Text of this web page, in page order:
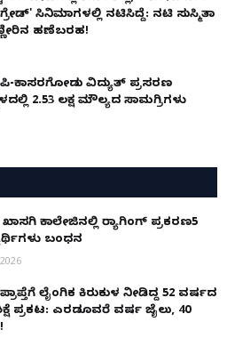
ಸಿನಿಮಾಗಳಲ್ಲಿ ನಟಿಸಿದ್ದೆ: ನಟಿ ಸುಸ್ಮಿತಾ
ಹಣೆಬರಹ!
ಕಾಸರಗೋಡು ವಿದ್ಯುತ್ ಪ್ರಸರಣ
₹2.53 ಲಕ್ಷ ಮೌಲ್ಯದ ಸಾಮಗ್ರಿಗಳು
ಕಾಲೇಜಿನಲ್ಲಿ ರ‌್ಯಾಗಿಂಗ್ ಪ್ರಕರಣ5
ಬಂಧನ
ಲೈಂಗಿಕ ಕಿರುಕುಳ ನೀಡಿದ್ದ 52 ವರ್ಷದ
ಪ್ರಕಟ: ಎರಡೂವರೆ ವರ್ಷ ಜೈಲು, ₹40